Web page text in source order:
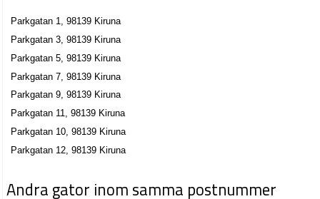
Parkgatan 1, 98139 Kiruna
Parkgatan 3, 98139 Kiruna
Parkgatan 5, 98139 Kiruna
Parkgatan 7, 98139 Kiruna
Parkgatan 9, 98139 Kiruna
Parkgatan 11, 98139 Kiruna
Parkgatan 10, 98139 Kiruna
Parkgatan 12, 98139 Kiruna
Andra gator inom samma postnummer